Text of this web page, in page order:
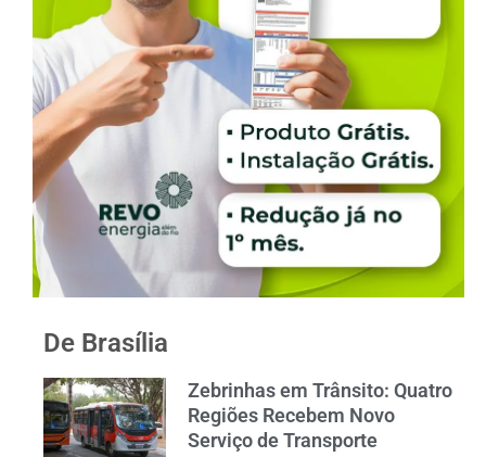
De Brasília
Zebrinhas em Trânsito: Quatro
Regiões Recebem Novo
Serviço de Transporte